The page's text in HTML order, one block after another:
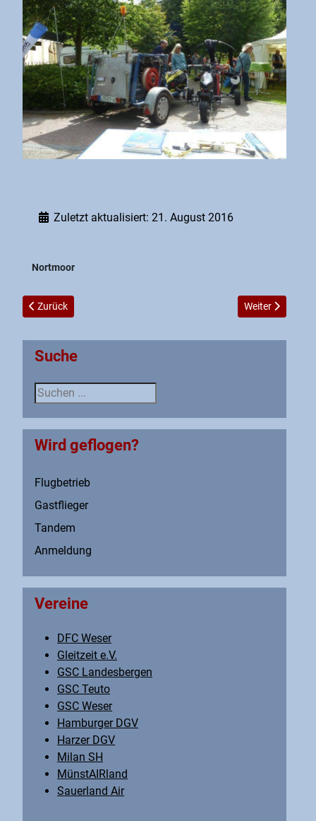
Zuletzt aktualisiert: 21. August 2016
Nortmoor
Vorheriger Beitrag: Meisterschaft im Flachkurbeln
Zurück Nächster
Weiter
Suche
Suche
Wird geflogen?
Flugbetrieb
Gastflieger
Tandem
Anmeldung
Vereine
DFC Weser
Gleitzeit e.V.
GSC Landesbergen
GSC Teuto
GSC Weser
Hamburger DGV
Harzer DGV
Milan SH
MünstAIRland
Sauerland Air